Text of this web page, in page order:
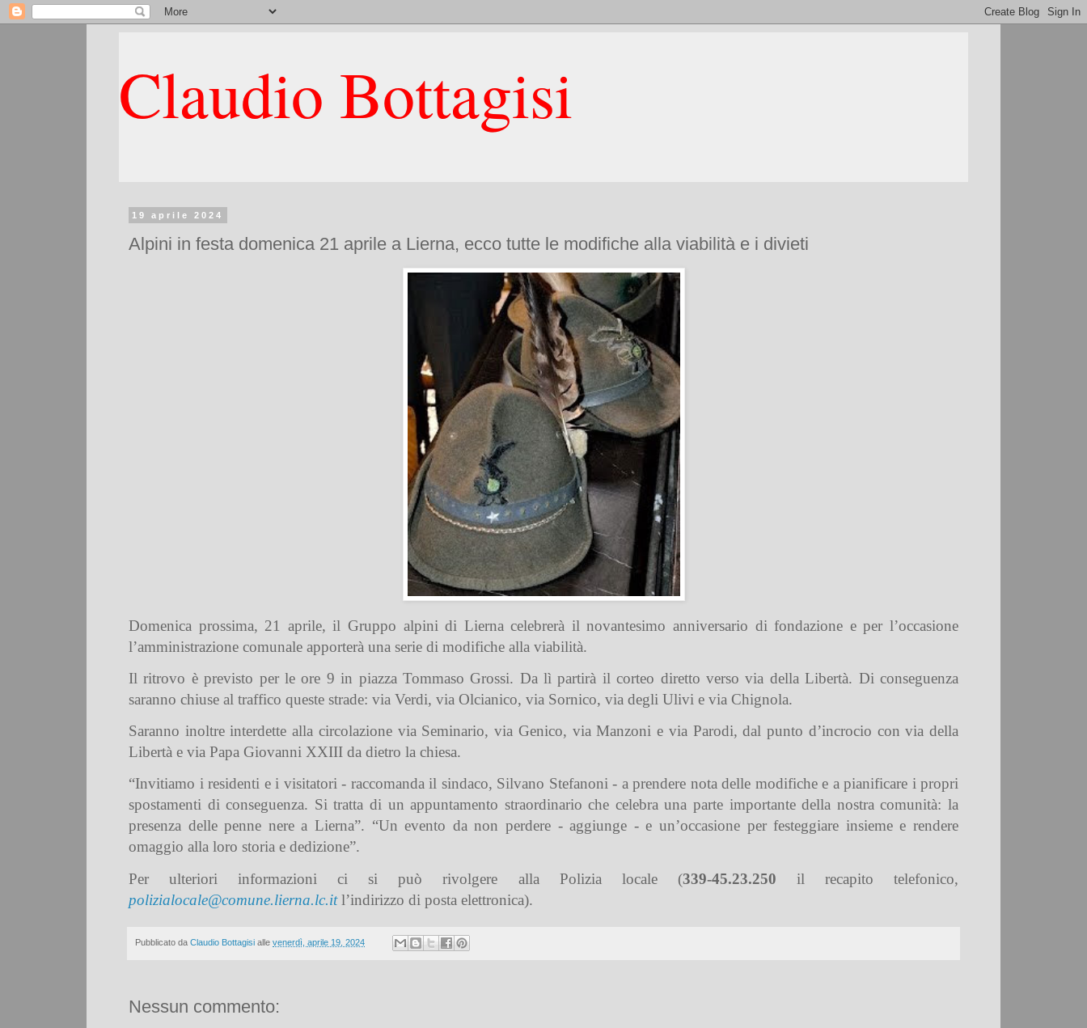
Claudio Bottagisi
19 aprile 2024
Alpini in festa domenica 21 aprile a Lierna, ecco tutte le modifiche alla viabilità e i divieti
Domenica prossima, 21 aprile, il Gruppo alpini di Lierna celebrerà il novantesimo anniversario di fondazione e per l’occasione
l’amministrazione comunale apporterà una serie di modifiche alla viabilità.
Il ritrovo è previsto per le ore 9 in piazza Tommaso Grossi. Da lì partirà il corteo diretto verso via della Libertà. Di conseguenza
saranno chiuse al traffico queste strade: via Verdi, via Olcianico, via Sornico, via degli Ulivi e via Chignola.
Saranno inoltre interdette alla circolazione via Seminario, via Genico, via Manzoni e via Parodi, dal punto d’incrocio con via della
Libertà e via Papa Giovanni XXIII da dietro la chiesa.
“Invitiamo i residenti e i visitatori - raccomanda il sindaco, Silvano Stefanoni - a prendere nota delle modifiche e a pianificare i propri
spostamenti di conseguenza. Si tratta di un appuntamento straordinario che celebra una parte importante della nostra comunità: la
presenza delle penne nere a Lierna”. “Un evento da non perdere - aggiunge - e un’occasione per festeggiare insieme e rendere
omaggio alla loro storia e dedizione”.
Per ulteriori informazioni ci si può rivolgere alla Polizia locale (339-45.23.250 il recapito telefonico,
polizialocale@comune.lierna.lc.it l’indirizzo di posta elettronica).
Pubblicato da Claudio Bottagisi alle venerdì, aprile 19, 2024
Nessun commento: